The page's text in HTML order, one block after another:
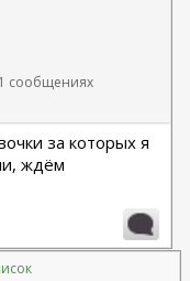
сообщениях
за которых я
ждём